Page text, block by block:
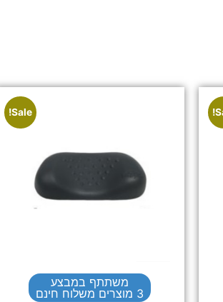
Sale!
משתתף במבצע
3 מוצרים משלוח חינם